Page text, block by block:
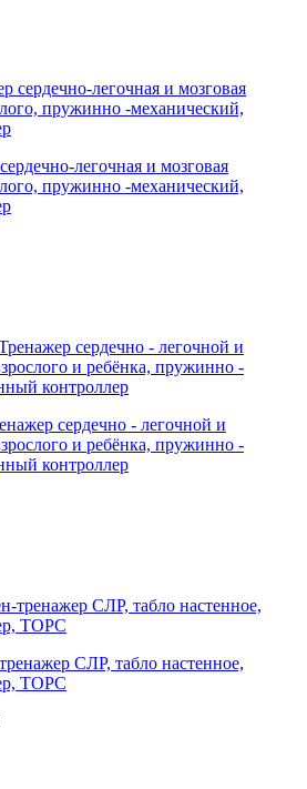
легочная и мозговая
пружинно -механический,
сердечно - легочной и
и ребёнка, пружинно -
контроллер
СЛР, табло настенное,
ТОРС